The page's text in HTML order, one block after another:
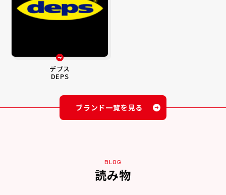
デプス
DEPS
ブランド一覧を見る
BLOG
読み物